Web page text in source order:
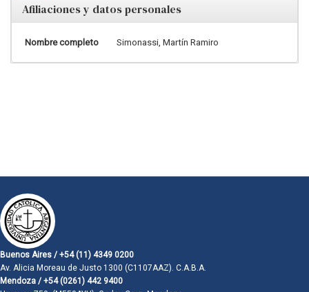
Afiliaciones y datos personales
Nombre completo Simonassi, Martín Ramiro
Buenos Aires / +54 (11) 4349 0200
Av. Alicia Moreau de Justo 1300 (C1107AAZ). C.A.B.A.
Mendoza / +54 (0261) 442 9400